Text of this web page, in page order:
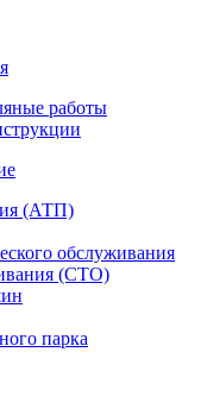
работы
(АТП)
обслуживания
(СТО)
парка